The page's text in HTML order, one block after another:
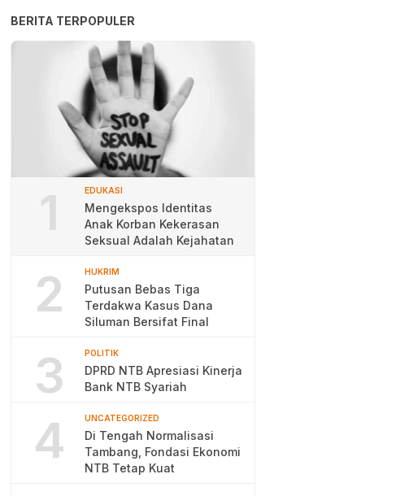
BERITA TERPOPULER
1 EDUKASI
Mengekspos Identitas
Anak Korban Kekerasan
Seksual Adalah Kejahatan
2 HUKRIM
Putusan Bebas Tiga
Terdakwa Kasus Dana
Siluman Bersifat Final
3 POLITIK
DPRD NTB Apresiasi Kinerja
Bank NTB Syariah
4 UNCATEGORIZED
Di Tengah Normalisasi
Tambang, Fondasi Ekonomi
NTB Tetap Kuat